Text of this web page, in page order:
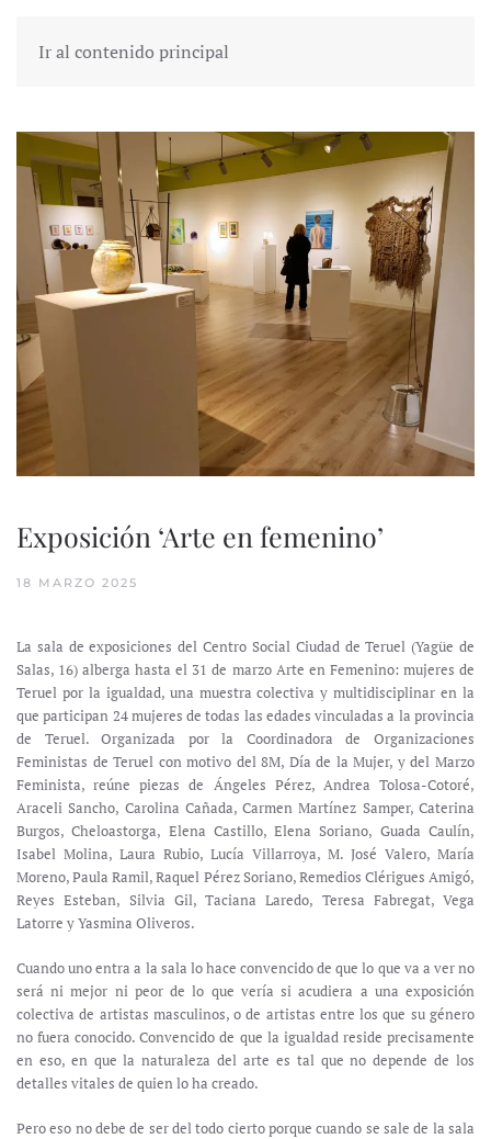
Ir al contenido principal
Exposición ‘Arte en femenino’
18 MARZO 2025
La sala de exposiciones del Centro Social Ciudad de Teruel (Yagüe de
Salas, 16) alberga hasta el 31 de marzo Arte en Femenino: mujeres de
Teruel por la igualdad, una muestra colectiva y multidisciplinar en la
que participan 24 mujeres de todas las edades vinculadas a la provincia
de Teruel. Organizada por la Coordinadora de Organizaciones
Feministas de Teruel con motivo del 8M, Día de la Mujer, y del Marzo
Feminista, reúne piezas de Ángeles Pérez, Andrea Tolosa-Cotoré,
Araceli Sancho, Carolina Cañada, Carmen Martínez Samper, Caterina
Burgos, Cheloastorga, Elena Castillo, Elena Soriano, Guada Caulín,
Isabel Molina, Laura Rubio, Lucía Villarroya, M. José Valero, María
Moreno, Paula Ramil, Raquel Pérez Soriano, Remedios Clérigues Amigó,
Reyes Esteban, Silvia Gil, Taciana Laredo, Teresa Fabregat, Vega
Latorre y Yasmina Oliveros.
Cuando uno entra a la sala lo hace convencido de que lo que va a ver no
será ni mejor ni peor de lo que vería si acudiera a una exposición
colectiva de artistas masculinos, o de artistas entre los que su género
no fuera conocido. Convencido de que la igualdad reside precisamente
en eso, en que la naturaleza del arte es tal que no depende de los
detalles vitales de quien lo ha creado.
Pero eso no debe de ser del todo cierto porque cuando se sale de la sala